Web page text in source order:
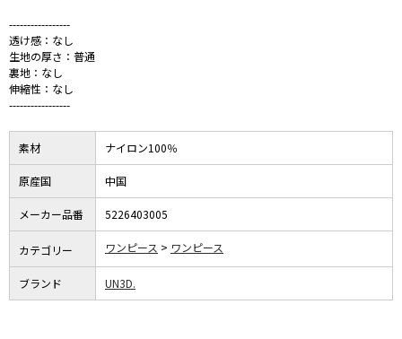
-----------------
透け感：なし
生地の厚さ：普通
裏地：なし
伸縮性：なし
-----------------
素材 ナイロン100％
原産国 中国
メーカー品番 5226403005
カテゴリー ワンピース ワンピース
ブランド UN3D.